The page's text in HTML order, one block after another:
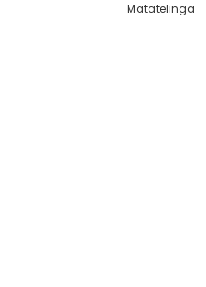
Matatelinga